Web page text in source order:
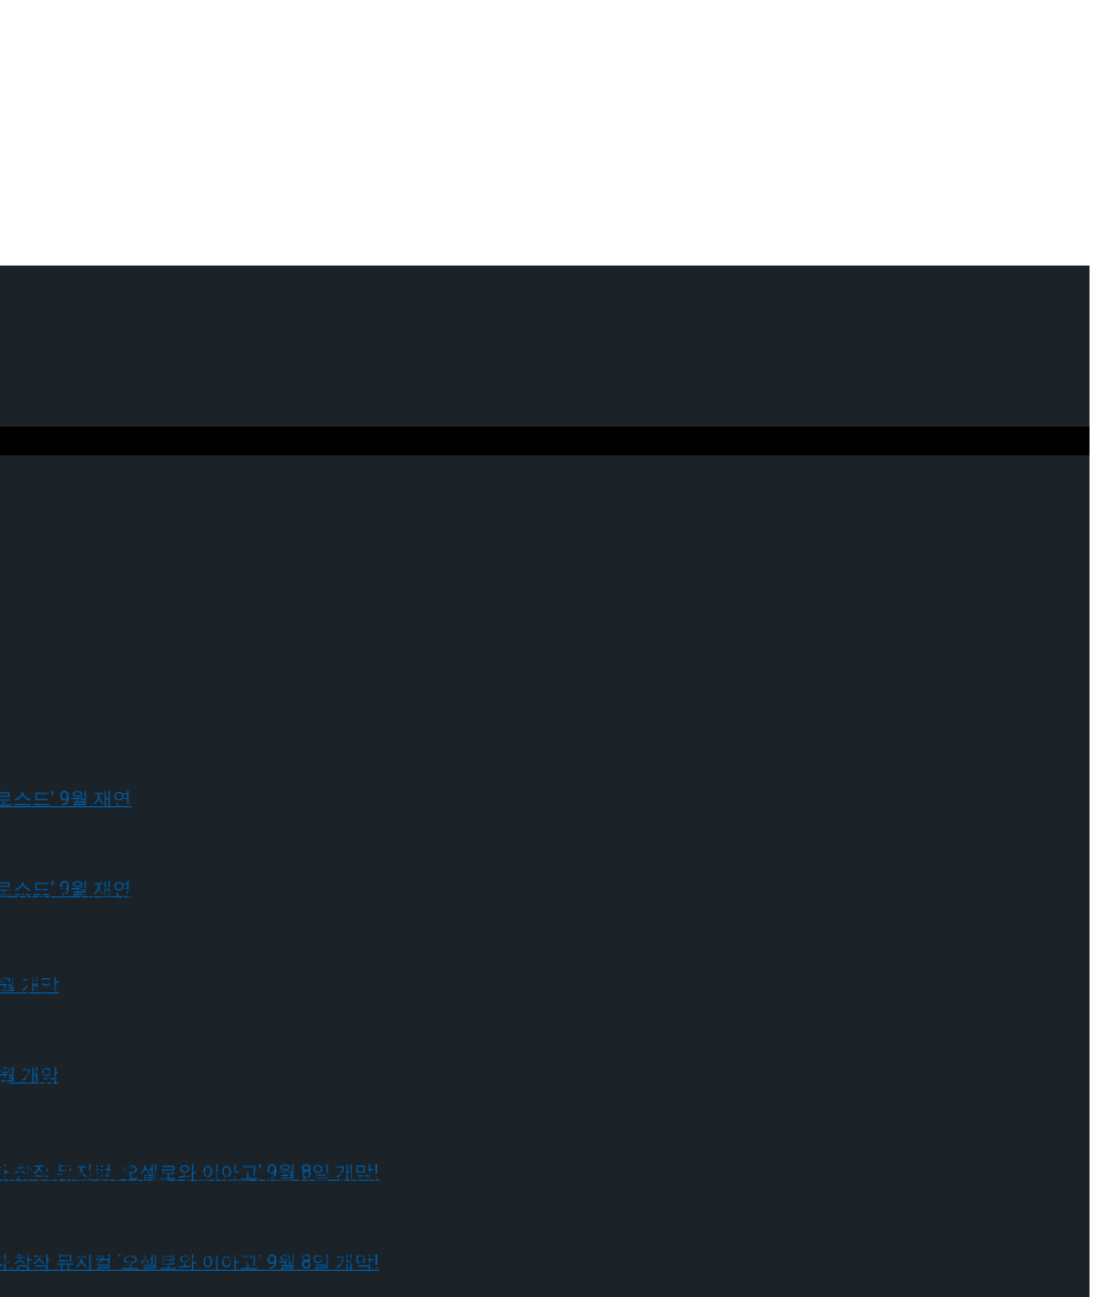
크로스드’ 9월 재연
’ 9월 개막
하다.창작 뮤지컬 ‘오셀로와 이아고’ 9월 8일 개막!
크로스드’ 9월 재연
트’ 9월 개막
! 뮤지컬’다이브’ 8월 개막 캐스팅 공개
테르니테’, ‘초록’ 등 지속적인 창작 개발과 차별화된 콘텐츠로 스펙트럼을 넓혀온 ㈜엠비제트컴퍼니가 신작 뮤지컬 ‘다이브’ 의 개막
선사할 것을 예고했다.
연되는 뮤지컬 ‘다이브’(기획/제작_㈜엠비제트컴퍼니, 프로듀서_고강민, 극작_김솔지, 작곡_민찬홍, 연출_이기쁨)는 지난해 진행
관객들의 호평을 받으며 이를 바탕으로 본 공연 개발 과정을 거쳐 오는 8월 관객들에게 첫 선을 보일 예정이다.
고, 2025년 제12회 SF어워드 장편 부문 우수상을 수상하며 국내 SF 문학계의 기대주로 떠오른 작가 ‘단요’의 데뷔 장편소설 『다
이 있는 현실 인식을 바탕으로, 기억이 멈춘 수호의 과거를 찾아 나서는 여정 속에서 상실과 아픔을 안고 살아가는 인물들이 성장하
대를 모은다. 뮤지컬 ‘오즈’, ‘비밀의 화원’, ‘유진과 유진’ 등을 통해 따뜻한 위로와 희망의 메시지를 전해온 김솔지 작가와, 뮤지컬
며 창작뮤지컬계를 대표하는 작곡가로 자리매김한 민찬홍 작곡가가 참여했다. 여기에 뮤지컬 ‘비밀의 화원’, ‘접변’, ‘종의 기원’ 등 다
과 시너지는 관객들에게 색다른 재미와 깊은 여운을 전할 것으로 기대를 모은다. 배우들은 저마다의 해석과 표현으로 인물의 감정